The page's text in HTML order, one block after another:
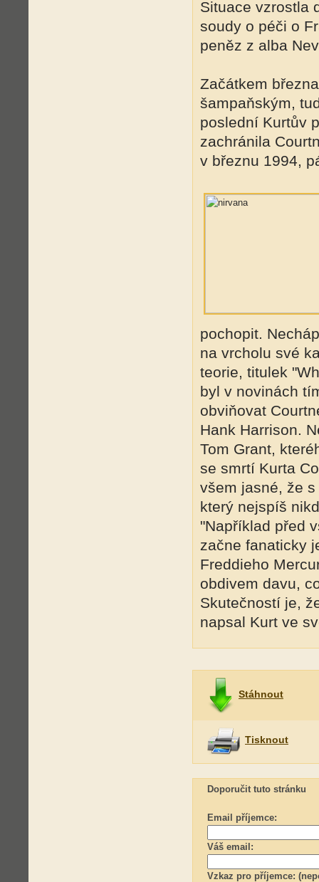
Situace vzrostla
soudy o péči o
peněz z alba
Začátkem
šampaňským,
poslední Kurtův
zachránila
v březnu 1994,
pochopit.
na vrcholu své
teorie, titulek
byl v novinách
obviňovat
Hank Harrison.
Tom Grant,
se smrtí Kurta
všem jasné, že
který nejspíš
"Například před
začne fanaticky
Freddieho
obdivem davu,
Skutečností je,
napsal Kurt ve
Stáhnout
Tisknout
Doporučit tuto stránku
Email příjemce:
Váš email:
Vzkaz pro příjemce: